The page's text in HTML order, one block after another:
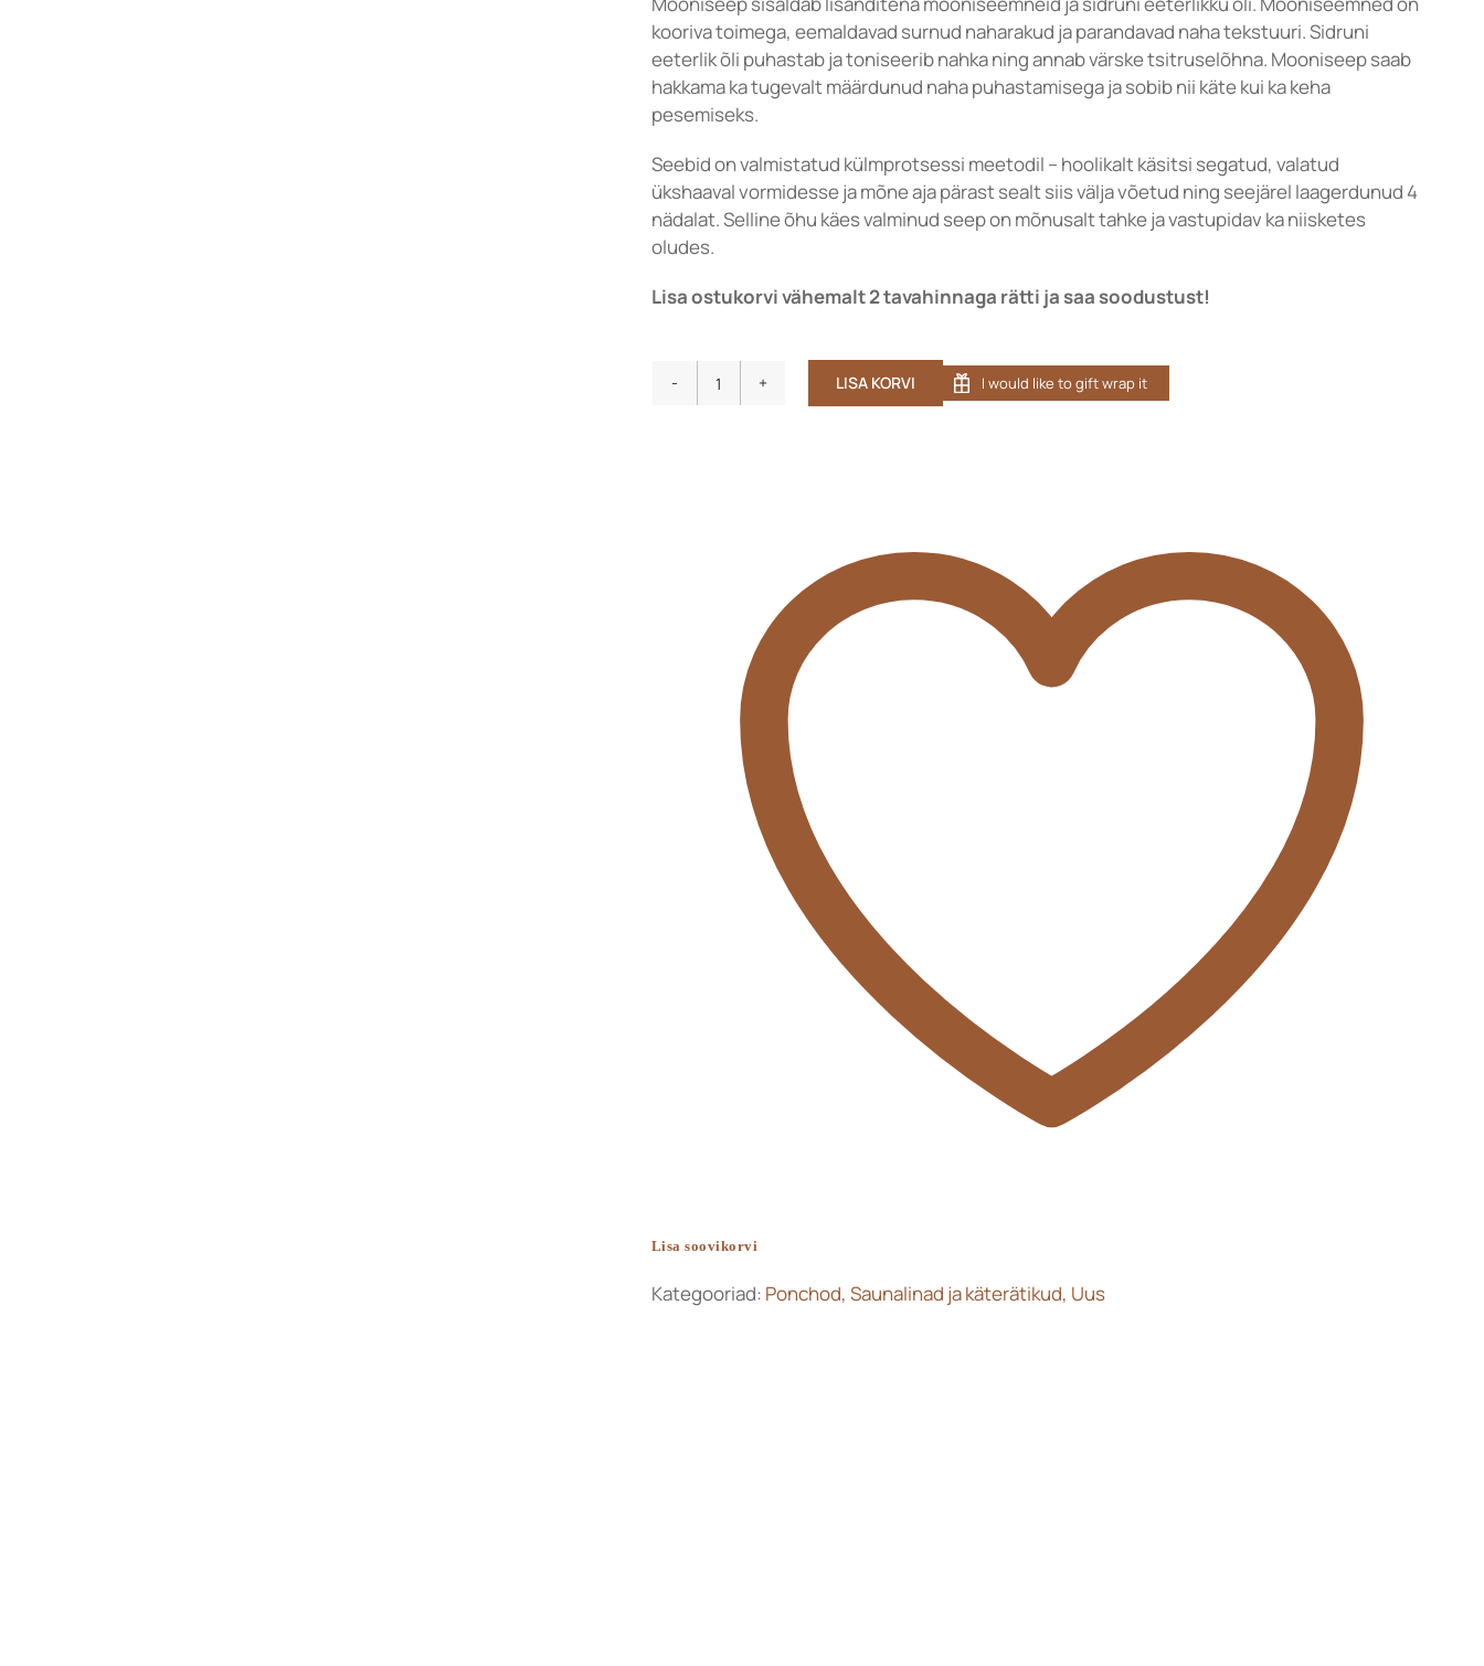
kooriva toimega, eemaldavad surnud naharakud ja parandavad naha tekstuuri. Sidruni
eeterlik õli puhastab ja toniseerib nahka ning annab värske tsitruselõhna. Mooniseep saab
hakkama ka tugevalt määrdunud naha puhastamisega ja sobib nii käte kui ka keha
pesemiseks.
Seebid on valmistatud külmprotsessi meetodil – hoolikalt käsitsi segatud, valatud
ükshaaval vormidesse ja mõne aja pärast sealt siis välja võetud ning seejärel laagerdunud 4
nädalat. Selline õhu käes valminud seep on mõnusalt tahke ja vastupidav ka niisketes
oludes.
Lisa ostukorvi vähemalt 2 tavahinnaga rätti ja saa soodustust!
Käsitööseep
LISA KORVI
Lisa soovikorvi
Kategooriad: Ponchod, Saunalinad ja käterätikud, Uus